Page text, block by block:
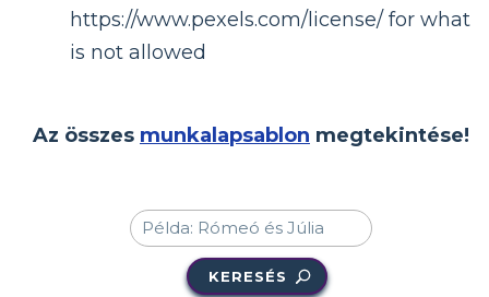
https://www.pexels.com/license/ for what
is not allowed
Az összes munkalapsablon megtekintése!
KERESÉS